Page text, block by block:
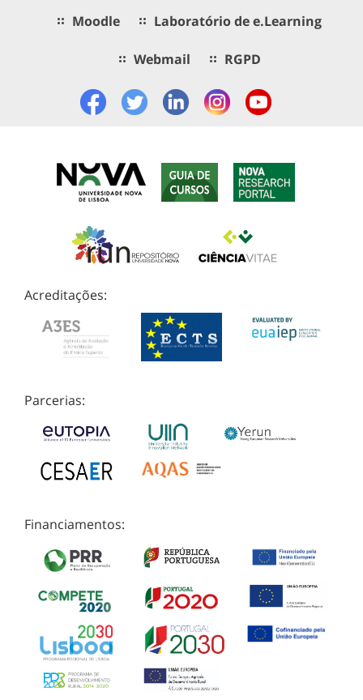
Moodle Laboratório de e.Learning
Webmail RGPD
Acreditações:
Parcerias:
Financiamentos: